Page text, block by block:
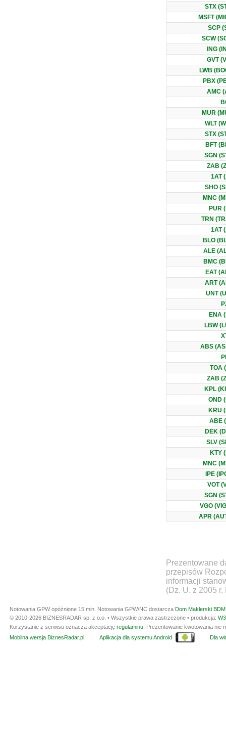
STX
MSFT
SCP
SCW
ING
GVT
LWB
PBX
AMC
MUR
WLT
STX
BFT
SGN
ZAB
1AT
SHO
MNC
PUR
TRN
1AT
BLO
ALE
BMC
EAT
ART
UNT
ENA
LBW
ABS
TOA
ZAB
KPL
OND
KRU
ABE
DEK
SLV
KTY
MNC
IPE
VOT
SGN
VGO
APR
Prezentowane
przepisów
informacji
(Dz. U. z 2005
Notowania GPW opóźnione 15 min. Notowania GPW/NC dostarcza Dom Maklerski
© 2010-2026 BIZNESRADAR sp. z o.o. • Wszystkie prawa zastrzeżone • produkcja:
Korzystanie z serwisu oznacza akceptację regulaminu . Prezentowanie kwotowania
Mobilna wersja BiznesRadar.pl
Aplikacja dla systemu Android Dla